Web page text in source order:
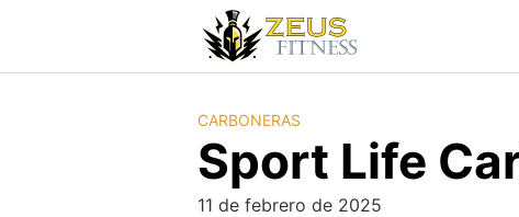
CARBONERAS
Sport Life
11 de febrero de 2025